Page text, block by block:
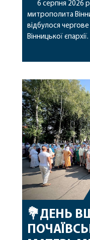
6 серпня 2026
митрополита
відбулося чергове
Вінницької
секретар
побажавши йому
допомоги, миру,
благословенних
архіпастирському
💐ДЕНЬ